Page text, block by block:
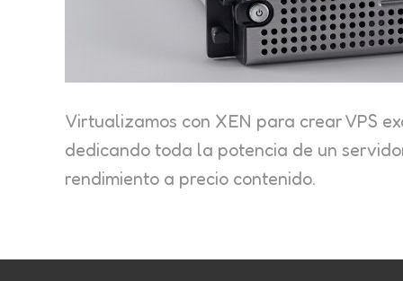
Virtualizamos con XEN para crear VPS
dedicando toda la potencia de un
rendimiento a precio contenido.